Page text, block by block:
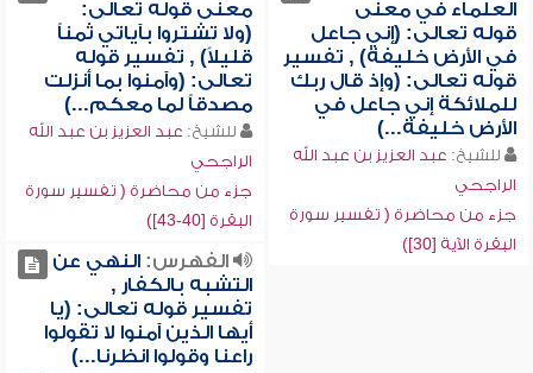
العلماء في معنى
قوله تعالى: (إني جاعل
في الأرض خليفة) , تفسير
قوله تعالى: (وإذ قال ربك
للملائكة إني جاعل في
الأرض خليفة...)
للشيخ: عبد العزيز بن عبد الله
الراجحي
جزء من محاضرة ( تفسير سورة
البقرة الآية [30])
معنى قوله تعالى:
(ولا تشتروا بآياتي ثمناً
قليلاً) , تفسير قوله
تعالى: (وآمنوا بما أنزلت
مصدقاً لما معكم...)
للشيخ: عبد العزيز بن عبد الله
الراجحي
جزء من محاضرة ( تفسير سورة
البقرة [40-43])
الفهرس:النهي عن
التشبه بالكفار ,
تفسير قوله تعالى: (يا
أيها الذين آمنوا لا تقولوا
راعنا وقولوا انظرنا...)